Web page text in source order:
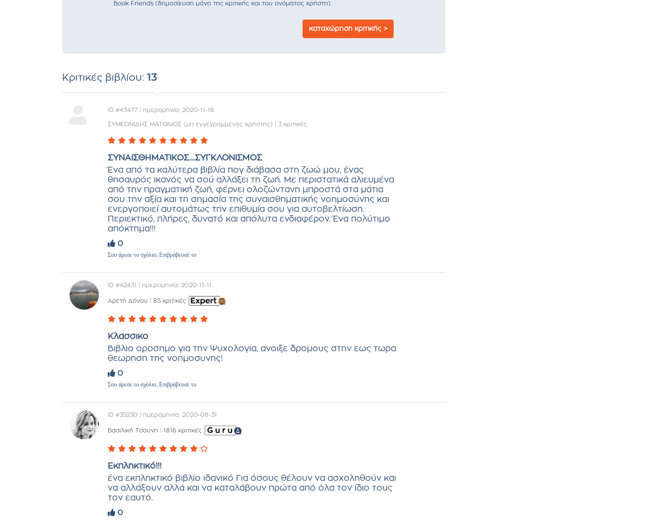
Book Friends (δημοσίευση μόνο της κριτικής και του ονόματος χρήστη).
καταχώρηση κριτικής >
Κριτικές βιβλίου: 13
ID #43477 | ημερομηνία: 2020-11-18
ΣΥΜΕΩΝΙΔΗΣ ΜΑΤΘΑΙΟΣ (μη εγγεγραμμένος χρήστης) 3 κριτικές
ΣΥΝΑΙΣΘΗΜΑΤΙΚΟΣ....ΣΥΓΚΛΟΝΙΣΜΟΣ
Ένα από τα καλύτερα βιβλία πογ διάβασα στη ζωώ μου, ένας
θησαυρός ικανός να σού αλλάξει τη ζωή. Με περιστατικά αλιευμένα
από την πραγματική ζωή, φέρνει ολοζώντανη μπροστά στα μάτια
σου την αξία και τη σημασία της συναισθηματικής νοημοσύνης και
ενεργοποιεί αυτομάτως την επιθυμία σου για αυτοβελτίωση.
Περιεκτικό, πλήρες, δυνατό και απόλυτα ενδιαφέρον. Ένα πολύτιμο
απόκτημα!!!
0
Σου άρεσε το σχόλιο; Επιβράβευσέ το
ID #42431 | ημερομηνία: 2020-11-11
Αρετή Δόνου 85 κριτικές
Κλασσικο
Βιβλιο οροσημο για την Ψυχολογια, ανοιξε δρομους στην εως τωρα
θεωρηση της νοημοσυνης!
0
Σου άρεσε το σχόλιο; Επιβράβευσέ το
ID #35230 | ημερομηνία: 2020-08-31
Βασιλική Τσούνη 1816 κριτικές
Εκπληκτικό!!!
ένα εκπληκτικό βιβλίο ιδανικό Για όσους θέλουν να ασχοληθούν και
να αλλάξουν αλλά και να καταλάβουν πρώτα από όλα τον ίδιο τους
τον εαυτό.
0